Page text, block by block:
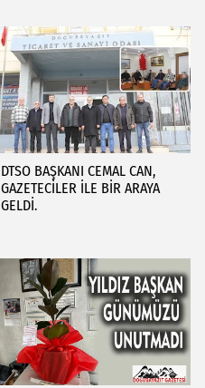
DTSO BAŞKANI CEMAL CAN,
GAZETECİLER İLE BİR ARAYA
GELDİ.